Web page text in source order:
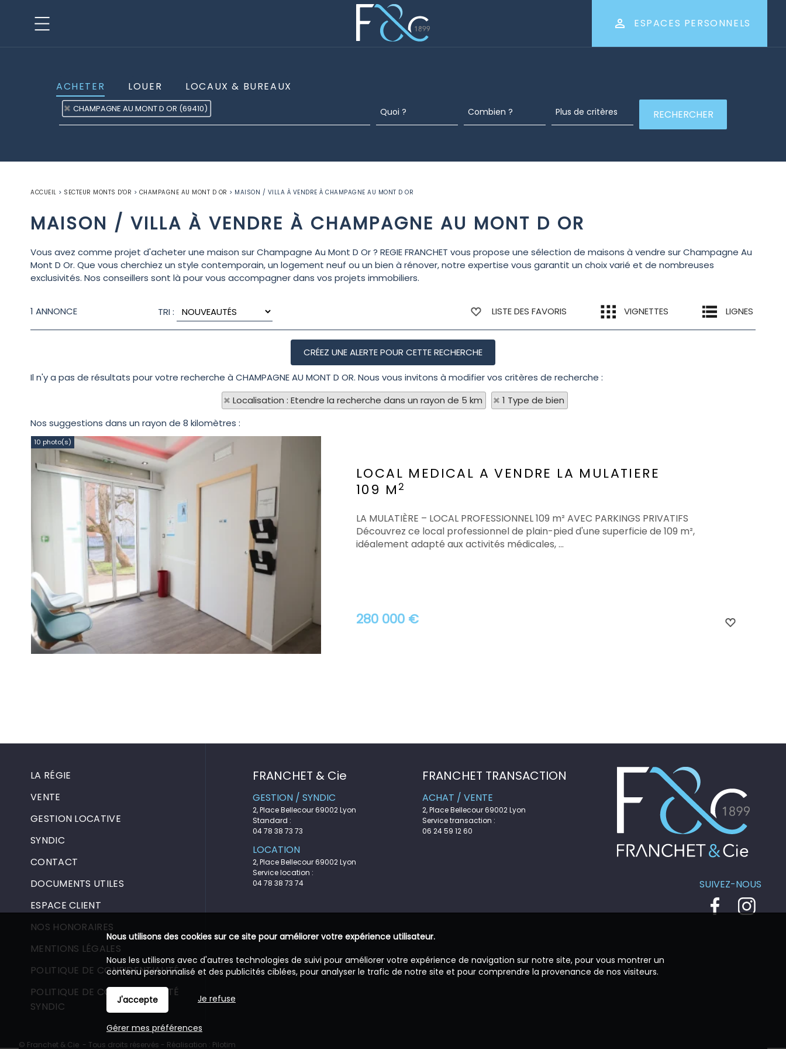
ESPACES PERSONNELS
ACHETER LOUER LOCAUX & BUREAUX
CHAMPAGNE AU MONT D OR (69410)
ACCUEIL > SECTEUR MONTS D'OR > CHAMPAGNE AU MONT D OR > MAISON / VILLA À VENDRE À CHAMPAGNE AU MONT D OR
MAISON / VILLA À VENDRE À CHAMPAGNE AU MONT D OR
Vous avez comme projet d'acheter une maison sur Champagne Au Mont D Or ? REGIE FRANCHET vous propose une sélection de maisons à vendre sur Champagne Au
Mont D Or. Que vous cherchiez un style contemporain, un logement neuf ou un bien à rénover, notre expertise vous garantit un choix varié et de nombreuses
exclusivités. Nos conseillers sont là pour vous accompagner dans vos projets immobiliers.
1 ANNONCE TRI : LISTE DES FAVORIS VIGNETTES LIGNES
Il n'y a pas de résultats pour votre recherche à CHAMPAGNE AU MONT D OR. Nous vous invitons à modifier vos critères de recherche :
Localisation : Etendre la recherche dans un rayon de 5 km
1 Type de bien
Nos suggestions dans un rayon de 8 kilomètres :
10 photo(s)
LOCAL MEDICAL A VENDRE LA MULATIERE
109 M 2
280 000 €
LA MULATIÈRE – LOCAL PROFESSIONNEL 109 m² AVEC PARKINGS PRIVATIFS
Découvrez ce local professionnel de plain-pied d'une superficie de 109 m²,
idéalement adapté aux activités médicales, ...
LA RÉGIE
VENTE
GESTION LOCATIVE
SYNDIC
CONTACT
DOCUMENTS UTILES
ESPACE CLIENT
NOS HONORAIRES
MENTIONS LÉGALES
POLITIQUE DE CONFIDENTIALITÉ
POLITIQUE DE CONFIDENTIALITÉ
SYNDIC
FRANCHET & Cie
GESTION / SYNDIC
2, Place Bellecour 69002 Lyon
Standard :
04 78 38 73 73
LOCATION
2, Place Bellecour 69002 Lyon
Service location :
04 78 38 73 74
FRANCHET TRANSACTION
ACHAT / VENTE
2, Place Bellecour 69002 Lyon
Service transaction :
06 24 59 12 60
SUIVEZ-NOUS
© Franchet & Cie - Tous droits réservés - Réalisation : Pilotim
Nous utilisons des cookies sur ce site pour améliorer votre expérience utilisateur.
Nous les utilisons avec d'autres technologies de suivi pour améliorer votre expérience de navigation sur notre site, pour vous montrer un
contenu personnalisé et des publicités ciblées, pour analyser le trafic de notre site et pour comprendre la provenance de nos visiteurs.
J'accepte Je refuse
Gérer mes préférences